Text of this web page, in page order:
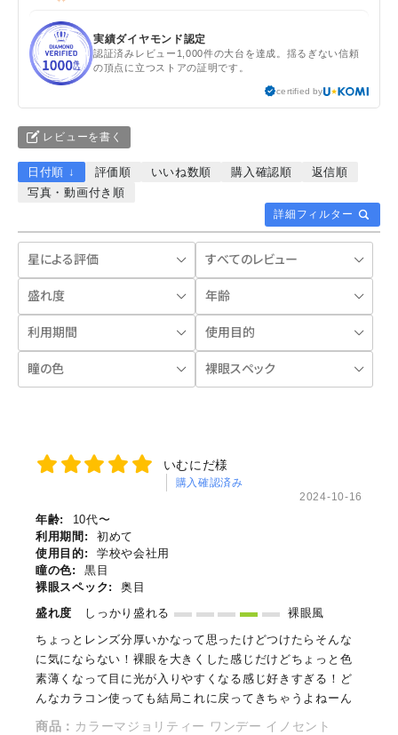
実績ダイヤモンド認定
認証済みレビュー1,000件の大台を達成。揺るぎない信頼
の頂点に立つストアの証明です。
certified by
レビューを書く
詳細フィルター
日付順 ↓ 評価順 いいね数順 購入確認順
返信順
写真・動画付き順
いむにだ様
購入確認済み
2024-10-16
年齢:
10代〜
利用期間:
初めて
使用目的:
学校や会社用
瞳の色:
黒目
裸眼スペック:
奥目
盛れ度
しっかり盛れる
裸眼風
ちょっとレンズ分厚いかなって思ったけどつけたらそんな
に気にならない！裸眼を大きくした感じだけどちょっと色
素薄くなって目に光が入りやすくなる感じ好きすぎる！ど
んなカラコン使っても結局これに戻ってきちゃうよねーん
商品： カラーマジョリティー ワンデー イノセント